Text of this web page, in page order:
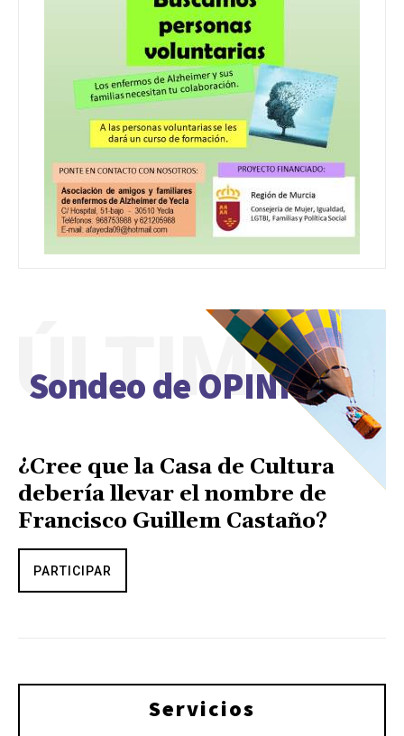
Sondeo de OPINIÓN
ÚLTIMO
¿Cree que la Casa de Cultura
debería llevar el nombre de
Francisco Guillem Castaño?
PARTICIPAR
Servicios